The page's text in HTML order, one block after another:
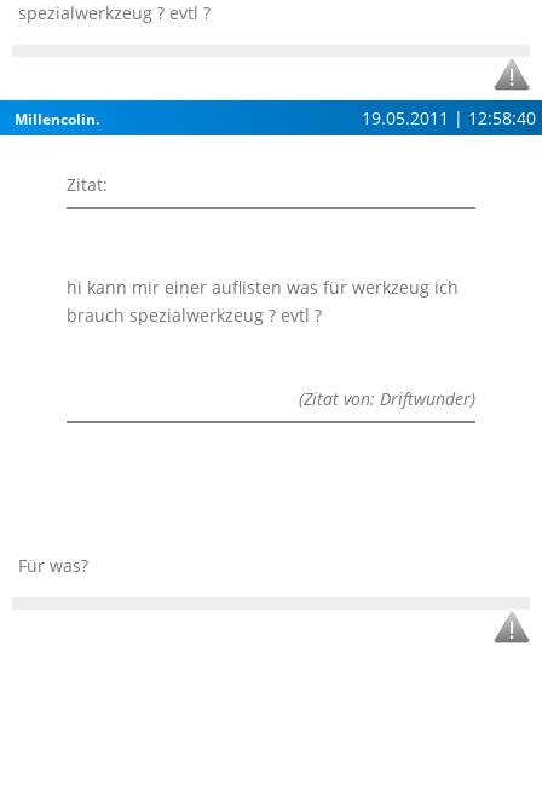
spezialwerkzeug ? evtl ?
Millencolin. 19.05.2011 | 12:58:40
Zitat:
hi kann mir einer auflisten was für werkzeug ich
brauch spezialwerkzeug ? evtl ?
(Zitat von: Driftwunder)
Für was?